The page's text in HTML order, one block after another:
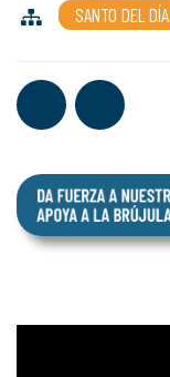
SANTO DEL DÍA